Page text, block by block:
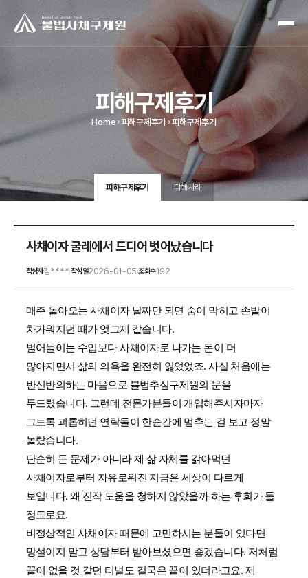
피해구제후기
Home 피해구제후기 피해구제후기
피해구제후기 피해사례
사채이자 굴레에서 드디어 벗어났습니다
작성자김**** 작성일2026-01-05 |조회수192
매주 돌아오는 사채이자 날짜만 되면 숨이 막히고 손발이
차가워지던 때가 엊그제 같습니다.
벌어들이는 수입보다 사채이자로 나가는 돈이 더
많아지면서 삶의 의욕을 완전히 잃었었죠. 사실 처음에는
반신반의하는 마음으로 불법추심구제원의 문을
두드렸습니다. 그런데 전문가분들이 개입해주시자마자
그토록 괴롭히던 연락들이 한순간에 멈추는 걸 보고 정말
놀랐습니다.
단순히 돈 문제가 아니라 제 삶 자체를 갉아먹던
사채이자로부터 자유로워진 지금은 세상이 다르게
보입니다. 왜 진작 도움을 청하지 않았을까 하는 후회가 들
정도로요.
비정상적인 사채이자 때문에 고민하시는 분들이 있다면
망설이지 말고 상담부터 받아보셨으면 좋겠습니다. 저처럼
끝이 없을 것 같던 터널도 결국은 끝이 있더라고요. 제